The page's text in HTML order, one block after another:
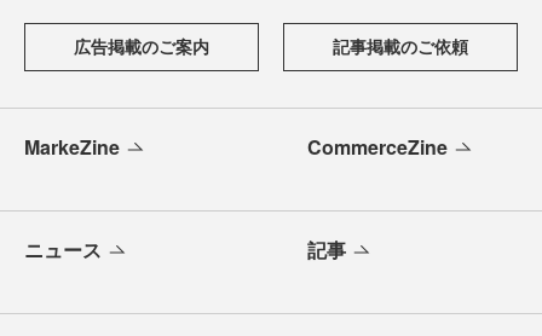
広告掲載のご案内 記事掲載のご依頼
MarkeZine CommerceZine
ニュース 記事